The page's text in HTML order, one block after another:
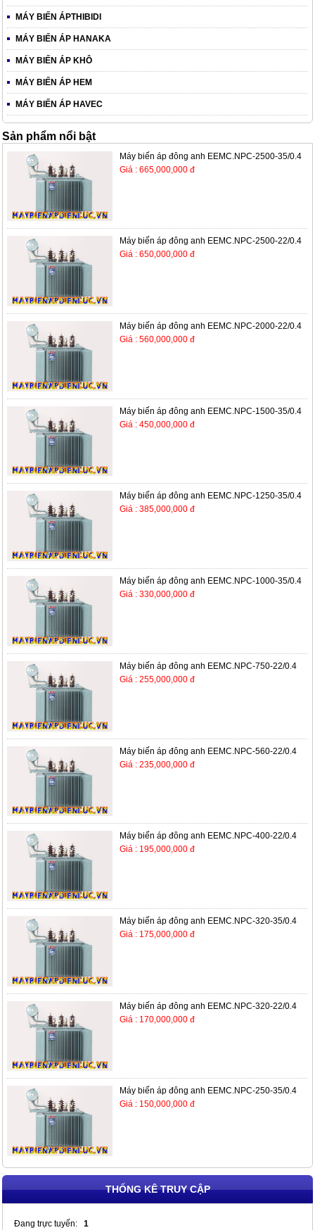
MÁY BIẾN ÁPTHIBIDI
MÁY BIẾN ÁP HANAKA
MÁY BIẾN ÁP KHÔ
MÁY BIẾN ÁP HEM
MÁY BIẾN ÁP HAVEC
Sản phẩm nổi bật
Máy biến áp đông anh EEMC.NPC-2500-35/0.4
Giá : 665,000,000 đ
Máy biến áp đông anh EEMC.NPC-2500-22/0.4
Giá : 650,000,000 đ
Máy biến áp đông anh EEMC.NPC-2000-22/0.4
Giá : 560,000,000 đ
Máy biến áp đông anh EEMC.NPC-1500-35/0.4
Giá : 450,000,000 đ
Máy biến áp đông anh EEMC.NPC-1250-35/0.4
Giá : 385,000,000 đ
Máy biến áp đông anh EEMC.NPC-1000-35/0.4
Giá : 330,000,000 đ
Máy biến áp đông anh EEMC.NPC-750-22/0.4
Giá : 255,000,000 đ
Máy biến áp đông anh EEMC.NPC-560-22/0.4
Giá : 235,000,000 đ
Máy biến áp đông anh EEMC.NPC-400-22/0.4
Giá : 195,000,000 đ
Máy biến áp đông anh EEMC.NPC-320-35/0.4
Giá : 175,000,000 đ
Máy biến áp đông anh EEMC.NPC-320-22/0.4
Giá : 170,000,000 đ
Máy biến áp đông anh EEMC.NPC-250-35/0.4
Giá : 150,000,000 đ
THỐNG KÊ TRUY CẬP
Đang trực tuyến: 1